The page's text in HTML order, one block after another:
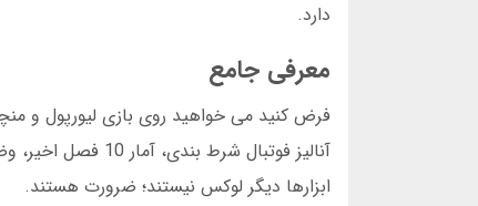
دارد.
معرفی جامع
فرض کنید می خواهید روی بازی لیورپول و
ابزارها دیگر لوکس نیستند؛ ضرورت هستند.